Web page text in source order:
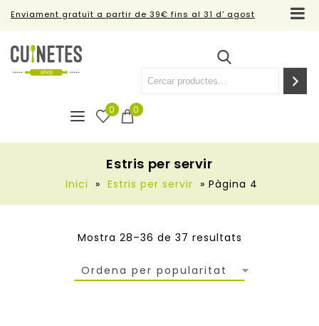
Enviament gratuït a partir de 39€ fins al 31 d' agost
0
0
Estris per servir
Inici » Estris per servir » Pàgina 4
Mostra 28–36 de 37 resultats
Ordena per popularitat